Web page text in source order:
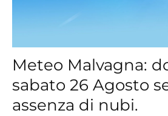
Meteo Malvagna:
sabato 26 Agosto
assenza di nubi.